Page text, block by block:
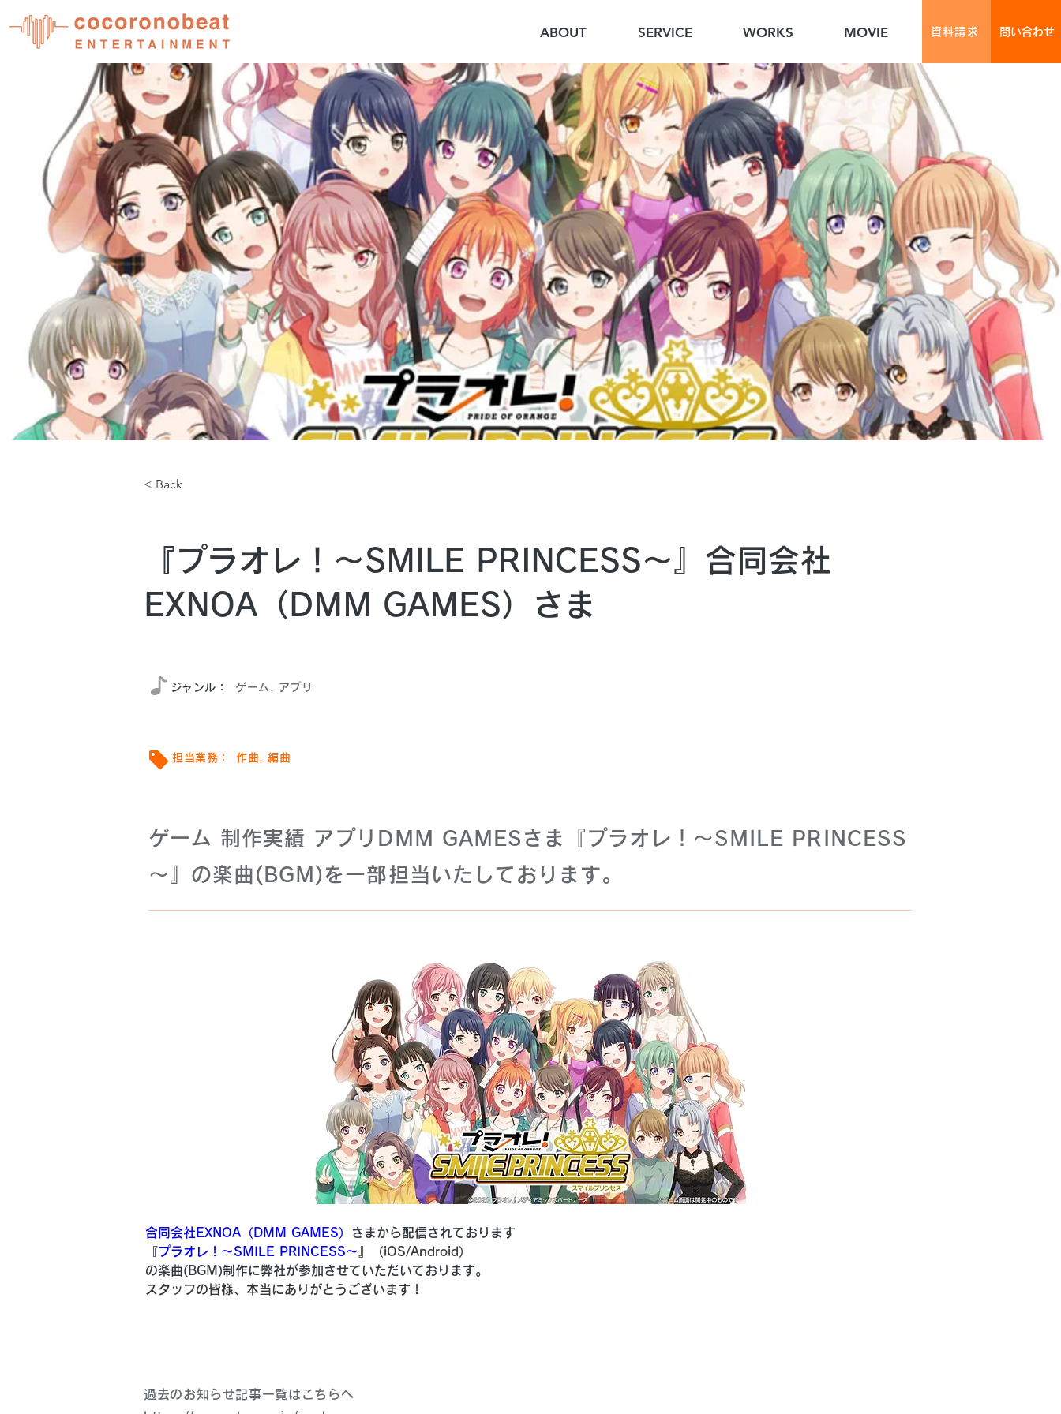
ABOUT SERVICE WORKS MOVIE 資料請求 問い合わせ
< Back
『プラオレ！～SMILE PRINCESS～』合同会社
EXNOA（DMM GAMES）さま
​ジャンル： ゲーム, アプリ
担当業務： 作曲, 編曲
ゲーム 制作実績 アプリDMM GAMESさま『プラオレ！～SMILE PRINCESS
～』の楽曲(BGM)を一部担当いたしております。
合同会社EXNOA（DMM GAMES）
さまから配信されております
『プラオレ！～SMILE PRINCESS～ 』（iOS/Android）
の楽曲(BGM)制作に弊社が参加させていただいております。
スタッフの皆様、本当にありがとうございます！
過去のお知らせ記事一覧はこちらへ